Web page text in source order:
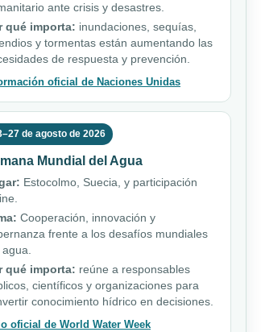
ante crisis y desastres.
qué importa: inundaciones, sequías,
y tormentas están aumentando las
de respuesta y prevención.
oficial de Naciones Unidas
de agosto de 2026
Mundial del Agua
Estocolmo, Suecia, y participación
Cooperación, innovación y
frente a los desafíos mundiales
qué importa: reúne a responsables
científicos y organizaciones para
conocimiento hídrico en decisiones.
oficial de World Water Week